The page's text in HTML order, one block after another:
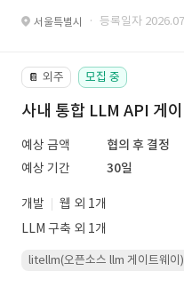
서울특별시 · 등록일자
📔 외주 모집 중
사내 통합 LLM API 게
예상 금액
협의 후 결정
예상 기간
30일
개발
웹 외 1개
LLM 구축 외 1개
litellm(오픈소스 llm 게이트웨이